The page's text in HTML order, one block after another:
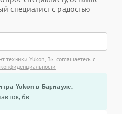
специалист с радостью
техники Yukon, Вы соглашаетесь с
Yukon в Барнауле:
6в